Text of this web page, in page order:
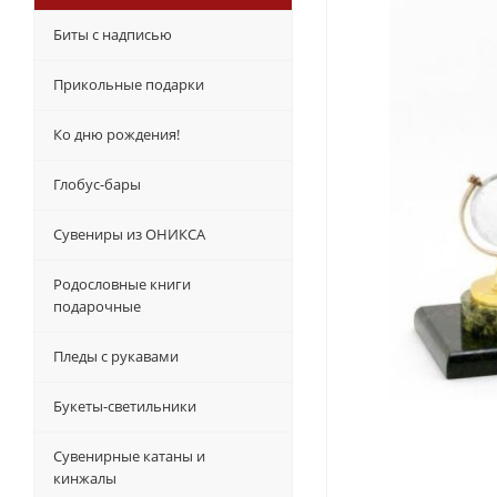
Биты с надписью
Прикольные подарки
Ко дню рождения!
Глобус-бары
Сувениры из ОНИКСА
Родословные книги
подарочные
Пледы с рукавами
Букеты-светильники
Сувенирные катаны и
кинжалы